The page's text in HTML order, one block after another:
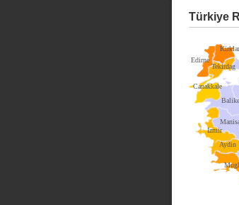
Türkiye
Edirne
Tekirdag
Canakkale
Izmir
Aydin